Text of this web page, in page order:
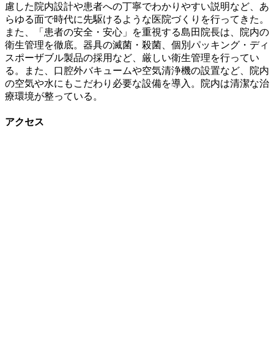
慮した院内設計や患者への丁寧でわかりやすい説明など、あ
らゆる面で時代に先駆けるような医院づくりを行ってきた。
また、「患者の安全・安心」を重視する島田院長は、院内の
衛生管理を徹底。器具の滅菌・殺菌、個別パッキング・ディ
スポーザブル製品の採用など、厳しい衛生管理を行ってい
る。また、口腔外バキュームや空気清浄機の設置など、院内
の空気や水にもこだわり必要な設備を導入。院内は清潔な治
療環境が整っている。
アクセス